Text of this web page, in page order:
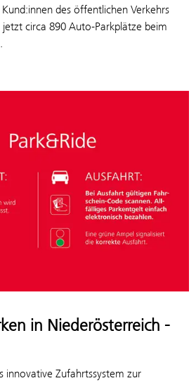
des öffentlichen Verkehrs
jetzt circa 890 Auto-Parkplätze beim
in Niederösterreich -
innovative Zufahrtssystem zur